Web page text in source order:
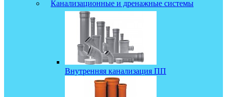
Канализационные и дренажные системы
Внутренняя канализация ПП